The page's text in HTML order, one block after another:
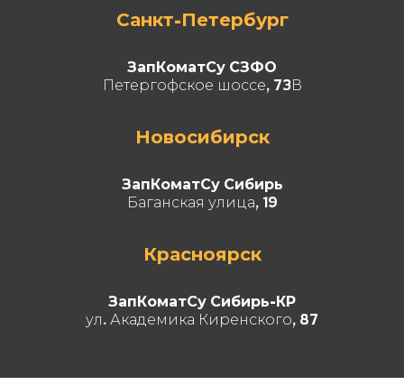
Санкт-Петербург
ЗапКоматСу СЗФО
Петергофское шоссе, 73В
Новосибирск
ЗапКоматСу Сибирь
Баганская улица, 19
Красноярск
ЗапКоматСу Сибирь-КР
ул. Академика Киренского, 87